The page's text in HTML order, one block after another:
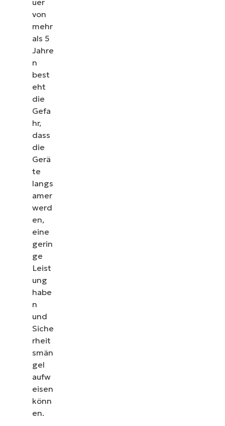
von
mehr
als 5
Jahre
n
best
eht
die
Gefa
hr,
dass
die
Gerä
te
langs
amer
werd
en,
eine
gerin
ge
Leist
ung
habe
n
und
Siche
rheit
smän
gel
aufw
eisen
könn
en.